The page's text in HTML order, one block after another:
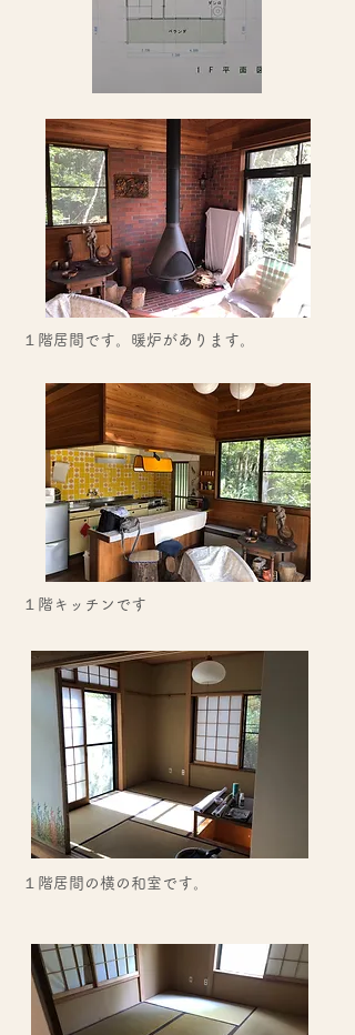
１階居間です。暖炉があります。
１階​キッチンです
１階居間の横の和室です。